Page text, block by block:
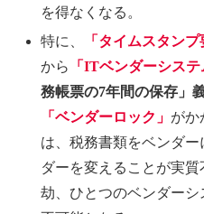
を得なくなる。
特に、
「タイムスタン
から
「ITベンダーシス
務帳票の7年間の保存」
「ベンダーロック」 がか
は、税務書類をベンダ
ダーを変えることが実
劫、ひとつのベンダー